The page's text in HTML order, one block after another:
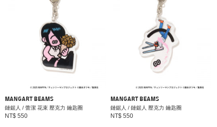
MANGART BEAMS
鏈鋸人 / 蕾潔 花束 壓克力 鑰匙圈
NT$ 550
MANGART BEAMS
鏈鋸人 / 鏈鋸人 壓克力 鑰匙圈
NT$ 550